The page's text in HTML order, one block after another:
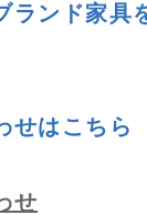
ランド家具
せはこちら
せ